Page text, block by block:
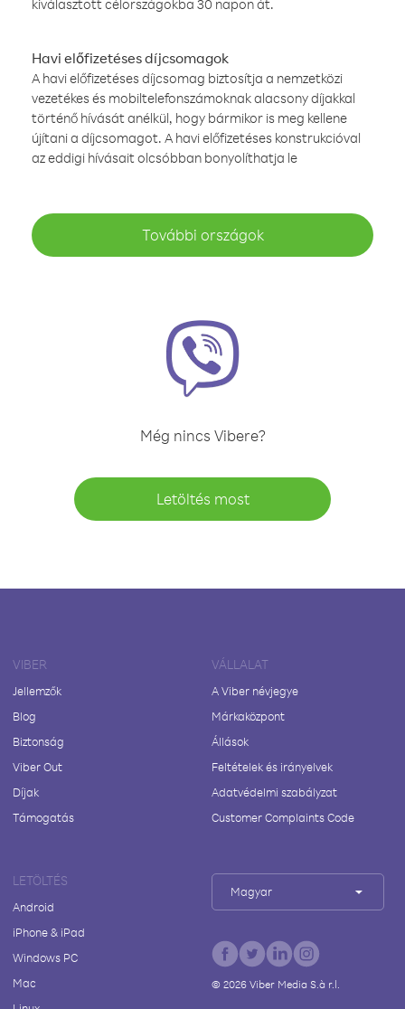
kiválasztott célországokba 30 napon át.
Havi előfizetéses díjcsomagok
A havi előfizetéses díjcsomag biztosítja a nemzetközi
vezetékes és mobiltelefonszámoknak alacsony díjakkal
történő hívását anélkül, hogy bármikor is meg kellene
újítani a díjcsomagot. A havi előfizetéses konstrukcióval
az eddigi hívásait olcsóbban bonyolíthatja le
További országok
Még nincs Vibere?
Letöltés most
VIBER
Jellemzők
Blog
Biztonság
Viber Out
Díjak
Támogatás
VÁLLALAT
A Viber névjegye
Márkaközpont
Állások
Feltételek és irányelvek
Adatvédelmi szabályzat
Customer Complaints Code
LETÖLTÉS
Android
iPhone & iPad
Windows PC
Mac
Magyar
© 2026Viber Media S.à r.l.